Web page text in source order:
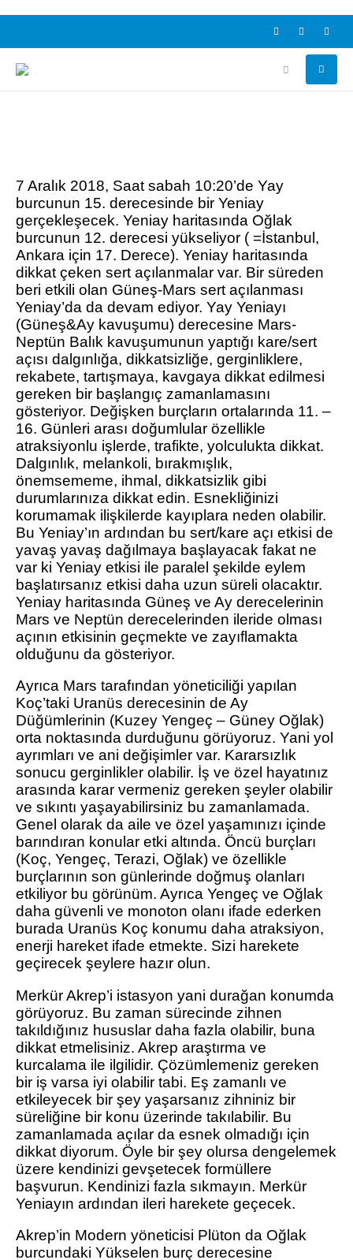
7 Aralık 2018, Saat sabah 10:20’de Yay
burcunun 15. derecesinde bir Yeniay
gerçekleşecek. Yeniay haritasında Oğlak
burcunun 12. derecesi yükseliyor ( =İstanbul,
Ankara için 17. Derece). Yeniay haritasında
dikkat çeken sert açılanmalar var. Bir süreden
beri etkili olan Güneş-Mars sert açılanması
Yeniay’da da devam ediyor. Yay Yeniayı
(Güneş&Ay kavuşumu) derecesine Mars-
Neptün Balık kavuşumunun yaptığı kare/sert
açısı dalgınlığa, dikkatsizliğe, gerginliklere,
rekabete, tartışmaya, kavgaya dikkat edilmesi
gereken bir başlangıç zamanlamasını
gösteriyor. Değişken burçların ortalarında 11. –
16. Günleri arası doğumlular özellikle
atraksiyonlu işlerde, trafikte, yolculukta dikkat.
Dalgınlık, melankoli, bırakmışlık,
önemsememe, ihmal, dikkatsizlik gibi
durumlarınıza dikkat edin. Esnekliğinizi
korumamak ilişkilerde kayıplara neden olabilir.
Bu Yeniay’ın ardından bu sert/kare açı etkisi de
yavaş yavaş dağılmaya başlayacak fakat ne
var ki Yeniay etkisi ile paralel şekilde eylem
başlatırsanız etkisi daha uzun süreli olacaktır.
Yeniay haritasında Güneş ve Ay derecelerinin
Mars ve Neptün derecelerinden ileride olması
açının etkisinin geçmekte ve zayıflamakta
olduğunu da gösteriyor.
Ayrıca Mars tarafından yöneticiliği yapılan
Koç’taki Uranüs derecesinin de Ay
Düğümlerinin (Kuzey Yengeç – Güney Oğlak)
orta noktasında durduğunu görüyoruz. Yani yol
ayrımları ve ani değişimler var. Kararsızlık
sonucu gerginlikler olabilir. İş ve özel hayatınız
arasında karar vermeniz gereken şeyler olabilir
ve sıkıntı yaşayabilirsiniz bu zamanlamada.
Genel olarak da aile ve özel yaşamınızı içinde
barındıran konular etki altında. Öncü burçları
(Koç, Yengeç, Terazi, Oğlak) ve özellikle
burçlarının son günlerinde doğmuş olanları
etkiliyor bu görünüm. Ayrıca Yengeç ve Oğlak
daha güvenli ve monoton olanı ifade ederken
burada Uranüs Koç konumu daha atraksiyon,
enerji hareket ifade etmekte. Sizi harekete
geçirecek şeylere hazır olun.
Merkür Akrep’i istasyon yani durağan konumda
görüyoruz. Bu zaman sürecinde zihnen
takıldığınız hususlar daha fazla olabilir, buna
dikkat etmelisiniz. Akrep araştırma ve
kurcalama ile ilgilidir. Çözümlemeniz gereken
bir iş varsa iyi olabilir tabi. Eş zamanlı ve
etkileyecek bir şey yaşarsanız zihniniz bir
süreliğine bir konu üzerinde takılabilir. Bu
zamanlamada açılar da esnek olmadığı için
dikkat diyorum. Öyle bir şey olursa dengelemek
üzere kendinizi gevşetecek formüllere
başvurun. Kendinizi fazla sıkmayın. Merkür
Yeniayın ardından ileri harekete geçecek.
Akrep’in Modern yöneticisi Plüton da Oğlak
burcundaki Yükselen burç derecesine